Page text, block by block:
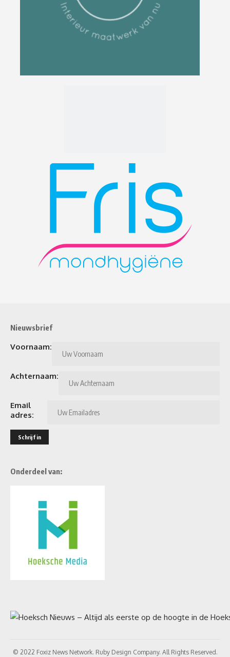
Nieuwsbrief
Voornaam:
Achternaam:
Email
adres:
Onderdeel van:
© 2022 Foxiz News Network. Ruby Design Company. All Rights Reserved.